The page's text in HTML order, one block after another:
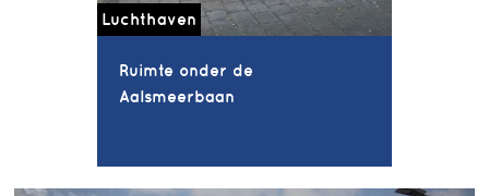
Luchthaven
Ruimte onder de
Aalsmeerbaan